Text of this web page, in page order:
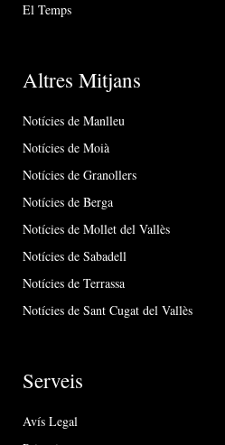
El Temps
Altres Mitjans
Notícies de Manlleu
Notícies de Moià
Notícies de Granollers
Notícies de Berga
Notícies de Mollet del Vallès
Notícies de Sabadell
Notícies de Terrassa
Notícies de Sant Cugat del Vallès
Serveis
Avís Legal